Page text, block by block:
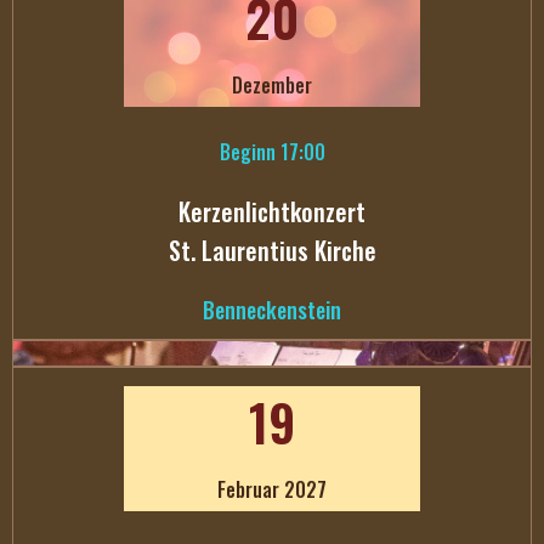
20
Dezember
Beginn 17:00
Kerzenlichtkonzert
St. Laurentius Kirche
Benneckenstein
19
Februar 2027